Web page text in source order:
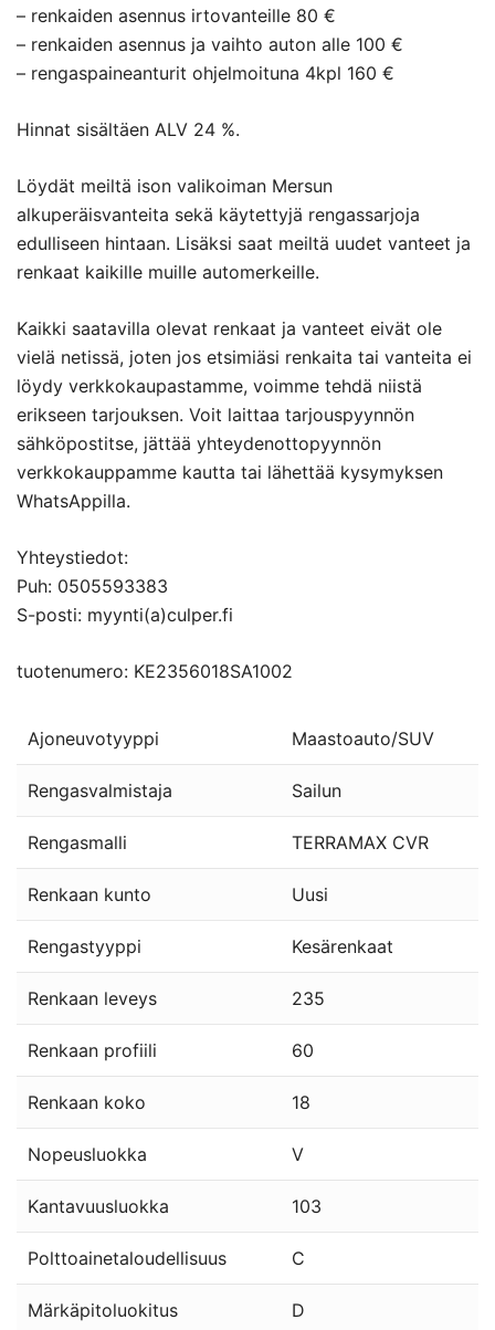
– renkaiden asennus irtovanteille 80 €
– renkaiden asennus ja vaihto auton alle 100 €
– rengaspaineanturit ohjelmoituna 4kpl 160 €
Hinnat sisältäen ALV 24 %.
Löydät meiltä ison valikoiman Mersun
alkuperäisvanteita sekä käytettyjä rengassarjoja
edulliseen hintaan. Lisäksi saat meiltä uudet vanteet ja
renkaat kaikille muille automerkeille.
Kaikki saatavilla olevat renkaat ja vanteet eivät ole
vielä netissä, joten jos etsimiäsi renkaita tai vanteita ei
löydy verkkokaupastamme, voimme tehdä niistä
erikseen tarjouksen. Voit laittaa tarjouspyynnön
sähköpostitse, jättää yhteydenottopyynnön
verkkokauppamme kautta tai lähettää kysymyksen
WhatsAppilla.
Yhteystiedot:
Puh: 0505593383
S-posti: myynti(a)culper.fi
tuotenumero: KE2356018SA1002
Ajoneuvotyyppi Maastoauto/SUV
Rengasvalmistaja Sailun
Rengasmalli TERRAMAX CVR
Renkaan kunto Uusi
Rengastyyppi Kesärenkaat
Renkaan leveys 235
Renkaan profiili 60
Renkaan koko 18
Nopeusluokka V
Kantavuusluokka 103
Polttoainetaloudellisuus C
Märkäpitoluokitus D